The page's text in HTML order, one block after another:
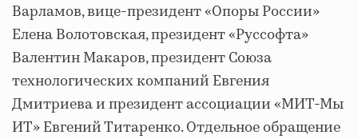
Варламов, вице-президент «Опоры России»
Елена Волотовская, президент «Руссофта»
Валентин Макаров, президент Союза
технологических компаний Евгения
Дмитриева и президент ассоциации «МИТ-Мы
ИТ» Евгений Титаренко. Отдельное обращение